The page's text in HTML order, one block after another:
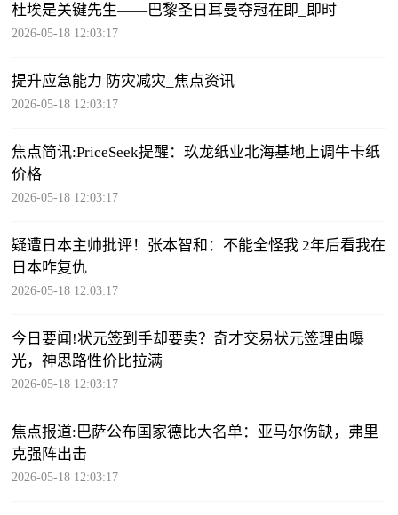
杜埃是关键先生——巴黎圣日耳曼夺冠在即_即时
2026-05-18 12:03:17
提升应急能力 防灾减灾_焦点资讯
2026-05-18 12:03:17
焦点简讯:PriceSeek提醒：玖龙纸业北海基地上调牛卡纸
价格
2026-05-18 12:03:17
疑遭日本主帅批评！张本智和：不能全怪我 2年后看我在
日本咋复仇
2026-05-18 12:03:17
今日要闻!状元签到手却要卖？奇才交易状元签理由曝
光，神思路性价比拉满
2026-05-18 12:03:17
焦点报道:巴萨公布国家德比大名单：亚马尔伤缺，弗里
克强阵出击
2026-05-18 12:03:17